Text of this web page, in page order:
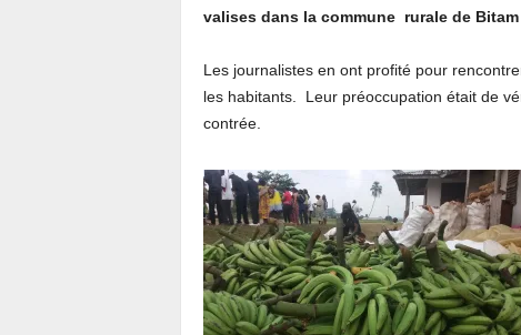
valises dans la commune rurale de Bitam
Les journalistes en ont profité pour
les habitants. Leur préoccupation était de
contrée.